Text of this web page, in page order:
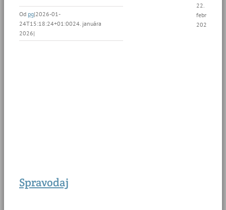
Od pg|2026-01-
24T15:18:24+01:0024. januára
2026|
Spravodaj
22.
februára
2025